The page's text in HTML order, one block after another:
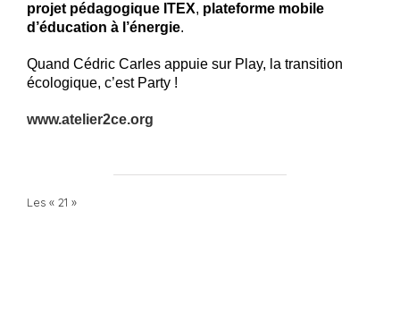
projet pédagogique ITEX, plateforme mobile
d’éducation à l’énergie.
Quand Cédric Carles appuie sur Play, la transition
écologique, c’est Party !
www.atelier2ce.org
Les « 21 »